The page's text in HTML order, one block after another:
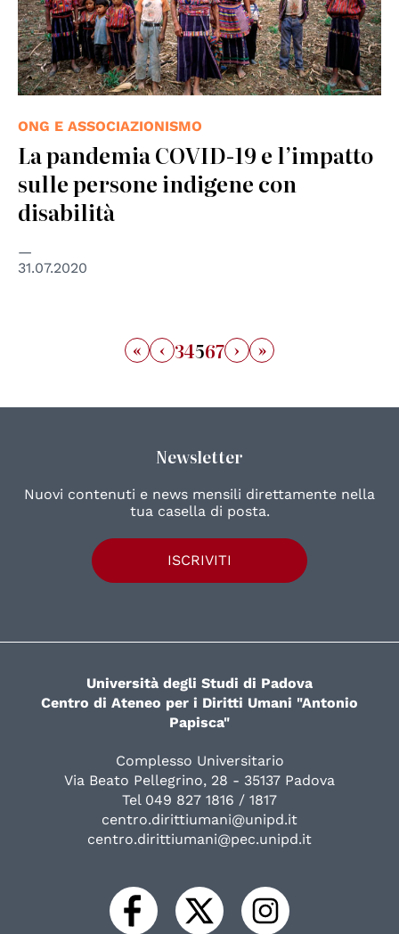
ONG E ASSOCIAZIONISMO
La pandemia COVID-19 e l’impatto
sulle persone indigene con
disabilità
31.07.2020
« ‹ 34567 › »
Newsletter
Nuovi contenuti e news mensili direttamente nella
tua casella di posta.
ISCRIVITI
Università degli Studi di Padova
Centro di Ateneo per i Diritti Umani "Antonio
Papisca"
Complesso Universitario
Via Beato Pellegrino, 28 - 35137 Padova
Tel 049 827 1816 / 1817
centro.dirittiumani@unipd.it
centro.dirittiumani@pec.unipd.it